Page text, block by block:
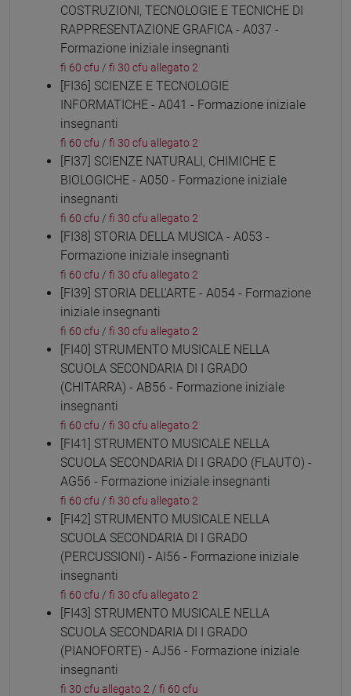
COSTRUZIONI, TECNOLOGIE E TECNICHE DI
RAPPRESENTAZIONE GRAFICA - A037 -
Formazione iniziale insegnanti
fi 60 cfu / fi 30 cfu allegato 2
[FI36] SCIENZE E TECNOLOGIE
INFORMATICHE - A041 - Formazione iniziale
insegnanti
fi 60 cfu / fi 30 cfu allegato 2
[FI37] SCIENZE NATURALI, CHIMICHE E
BIOLOGICHE - A050 - Formazione iniziale
insegnanti
fi 60 cfu / fi 30 cfu allegato 2
[FI38] STORIA DELLA MUSICA - A053 -
Formazione iniziale insegnanti
fi 60 cfu / fi 30 cfu allegato 2
[FI39] STORIA DELL'ARTE - A054 - Formazione
iniziale insegnanti
fi 60 cfu / fi 30 cfu allegato 2
[FI40] STRUMENTO MUSICALE NELLA
SCUOLA SECONDARIA DI I GRADO
(CHITARRA) - AB56 - Formazione iniziale
insegnanti
fi 60 cfu / fi 30 cfu allegato 2
[FI41] STRUMENTO MUSICALE NELLA
SCUOLA SECONDARIA DI I GRADO (FLAUTO) -
AG56 - Formazione iniziale insegnanti
fi 60 cfu / fi 30 cfu allegato 2
[FI42] STRUMENTO MUSICALE NELLA
SCUOLA SECONDARIA DI I GRADO
(PERCUSSIONI) - AI56 - Formazione iniziale
insegnanti
fi 60 cfu / fi 30 cfu allegato 2
[FI43] STRUMENTO MUSICALE NELLA
SCUOLA SECONDARIA DI I GRADO
(PIANOFORTE) - AJ56 - Formazione iniziale
insegnanti
fi 30 cfu allegato 2 / fi 60 cfu